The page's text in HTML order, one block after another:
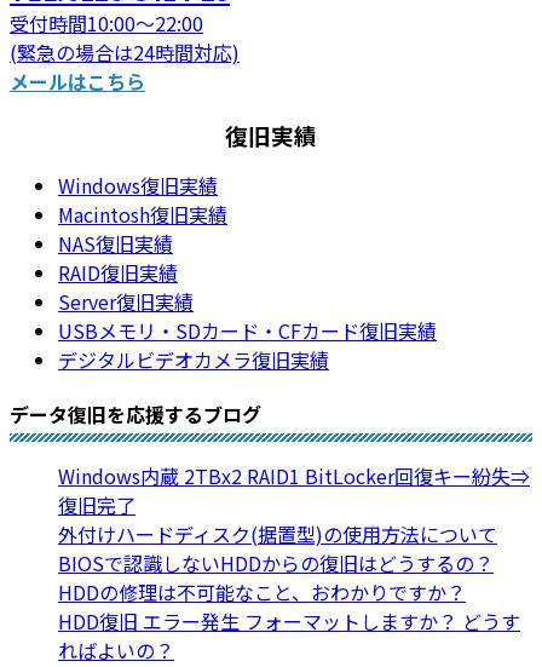
受付時間10:00～22:00
(緊急の場合は24時間対応)
メールはこちら
復旧実績
Windows復旧実績
Macintosh復旧実績
NAS復旧実績
RAID復旧実績
Server復旧実績
USBメモリ・SDカード・CFカード復旧実績
デジタルビデオカメラ復旧実績
データ復旧を応援するブログ
Windows内蔵 2TBx2 RAID1 BitLocker回復キー紛失⇒
復旧完了
外付けハードディスク(据置型)の使用方法について
BIOSで認識しないHDDからの復旧はどうするの？
HDDの修理は不可能なこと、おわかりですか？
HDD復旧 エラー発生 フォーマットしますか？ どうす
ればよいの？